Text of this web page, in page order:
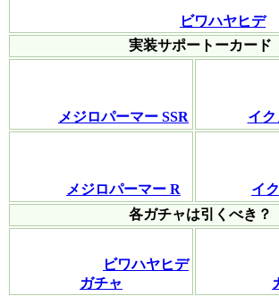
ビワハヤヒデ
実装サポートーカード
メジロパーマー SSR イ
メジロパーマー R
イ
各ガチャは引くべき？
ビワハヤヒデ
ガチャ